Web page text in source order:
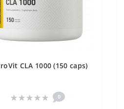
CLA 1000 (150 caps)
0